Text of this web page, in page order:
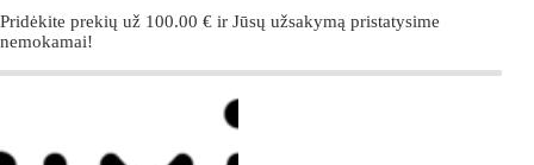
Pridėkite prekių už 100.00 € ir Jūsų užsakymą pristatysime
nemokamai!